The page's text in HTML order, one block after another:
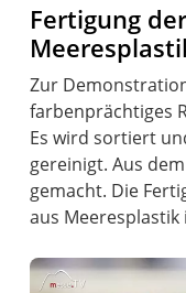
Fertigung
Zur
farbenprächtiges
Es wird sortiert
gereinigt. Aus
gemacht. Die
aus Meeresplastik